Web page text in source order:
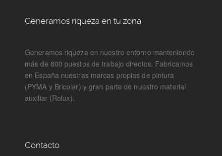
Generamos riqueza en tu zona
Generamos riqueza en nuestro entorno manteniendo
más de 800 puestos de trabajo directos. Fabricamos
en España nuestras marcas propias de pintura
(PYMA y Bricolar) y gran parte de nuestro material
auxiliar (Rolux).
Contacto